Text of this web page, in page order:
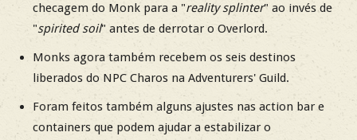
checagem do Monk para a "reality splinter" ao invés de
"spirited soil" antes de derrotar o Overlord.
Monks agora também recebem os seis destinos
liberados do NPC Charos na Adventurers' Guild.
Foram feitos também alguns ajustes nas action bar e
containers que podem ajudar a estabilizar o